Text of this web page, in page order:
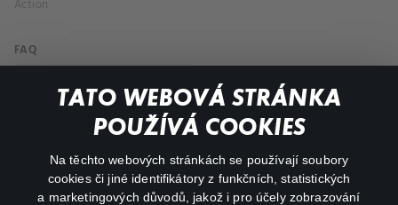
TATO WEBOVÁ STRÁNKA
POUŽÍVÁ COOKIES
Na těchto webových stránkách se používají soubory
cookies či jiné identifikátory z funkčních, statistických
a marketingových důvodů, jakož i pro účely zobrazování
Action
FAQ
My profile
facebookinstagram